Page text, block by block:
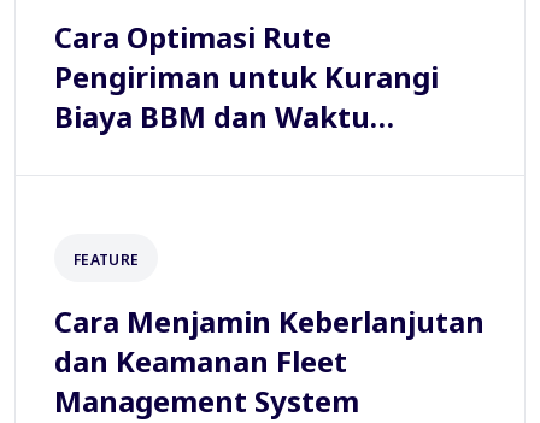
Cara Optimasi Rute
Pengiriman untuk Kurangi
Biaya BBM dan Waktu
FEATURE
Cara Menjamin Keberlanjutan
dan Keamanan Fleet
Management System